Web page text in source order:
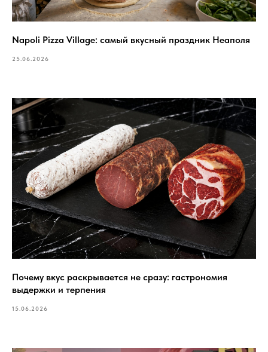
Napoli Pizza Village: самый вкусный праздник Неаполя
25.06.2026
Почему вкус раскрывается не сразу: гастрономия
выдержки и терпения
15.06.2026